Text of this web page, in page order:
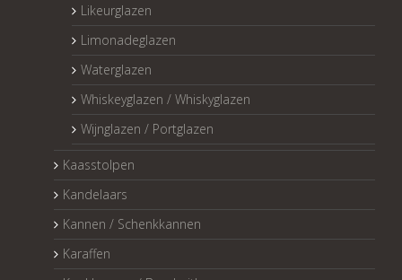
Likeurglazen
Limonadeglazen
Waterglazen
Whiskeyglazen / Whiskyglazen
Wijnglazen / Portglazen
Kaasstolpen
Kandelaars
Kannen / Schenkkannen
Karaffen